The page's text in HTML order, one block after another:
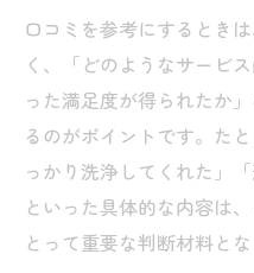
口コミを参考にするとき
く、「どのようなサービ
った満足度が得られたか
るのがポイントです。た
っかり洗浄してくれた」
といった具体的な内容は
とって重要な判断材料とな